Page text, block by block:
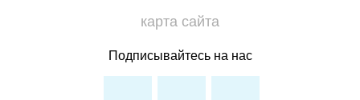
карта сайта
Подписывайтесь на нас